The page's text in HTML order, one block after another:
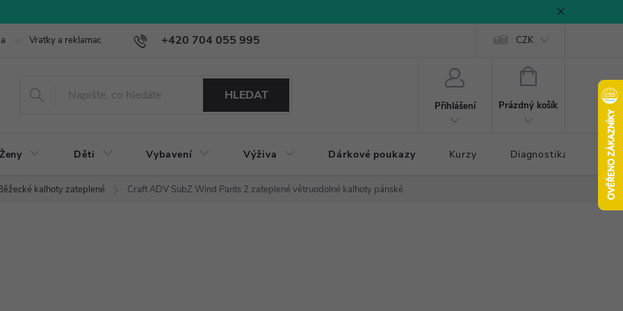
+420 704 055 995
Vratky a reklamace CZK
HLEDAT
Přihlášení
NÁKUPNÍ
Prázdný košík
Ženy Děti Vybavení Výživa Dárkové poukazy Kurzy Diagnostika došlapu
kalhoty zateplené Craft ADV SubZ Wind Pants 2 zateplené větruodolné kalhoty pánské